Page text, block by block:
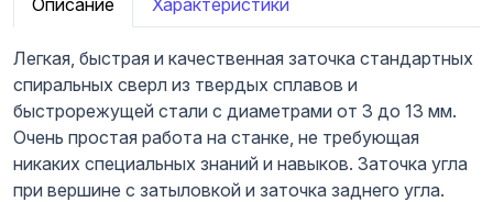
Легкая, быстрая и качественная заточка стандартных
спиральных сверл из твердых сплавов и
быстрорежущей стали с диаметрами от 3 до 13 мм.
Очень простая работа на станке, не требующая
никаких специальных знаний и навыков. Заточка угла
при вершине c затыловкой и заточка заднего угла.